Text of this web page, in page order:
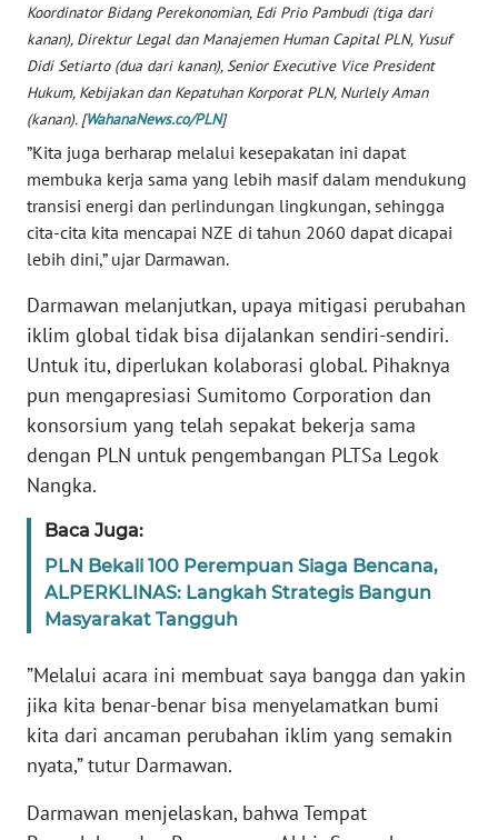
Koordinator Bidang Perekonomian, Edi Prio Pambudi (tiga dari
kanan), Direktur Legal dan Manajemen Human Capital PLN, Yusuf
Didi Setiarto (dua dari kanan), Senior Executive Vice President
Hukum, Kebijakan dan Kepatuhan Korporat PLN, Nurlely Aman
(kanan). [WahanaNews.co/PLN]
”Kita juga berharap melalui kesepakatan ini dapat
membuka kerja sama yang lebih masif dalam mendukung
transisi energi dan perlindungan lingkungan, sehingga
cita-cita kita mencapai NZE di tahun 2060 dapat dicapai
lebih dini,” ujar Darmawan.
Darmawan melanjutkan, upaya mitigasi perubahan
iklim global tidak bisa dijalankan sendiri-sendiri.
Untuk itu, diperlukan kolaborasi global. Pihaknya
pun mengapresiasi Sumitomo Corporation dan
konsorsium yang telah sepakat bekerja sama
dengan PLN untuk pengembangan PLTSa Legok
Nangka.
Baca Juga:
PLN Bekali 100 Perempuan Siaga Bencana,
ALPERKLINAS: Langkah Strategis Bangun
Masyarakat Tangguh
”Melalui acara ini membuat saya bangga dan yakin
jika kita benar-benar bisa menyelamatkan bumi
kita dari ancaman perubahan iklim yang semakin
nyata,” tutur Darmawan.
Darmawan menjelaskan, bahwa Tempat
WN
SULTRA
WN
NTB
WN
SULTENG
SULBAR
WN
BABEL
WN
SUMBAR
WN
SUMSEL
WN
WN
LAMPUNG
JATENG